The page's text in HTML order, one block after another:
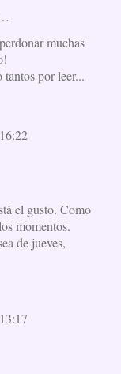
muchas
por leer...
el gusto. Como
momentos.
de jueves,